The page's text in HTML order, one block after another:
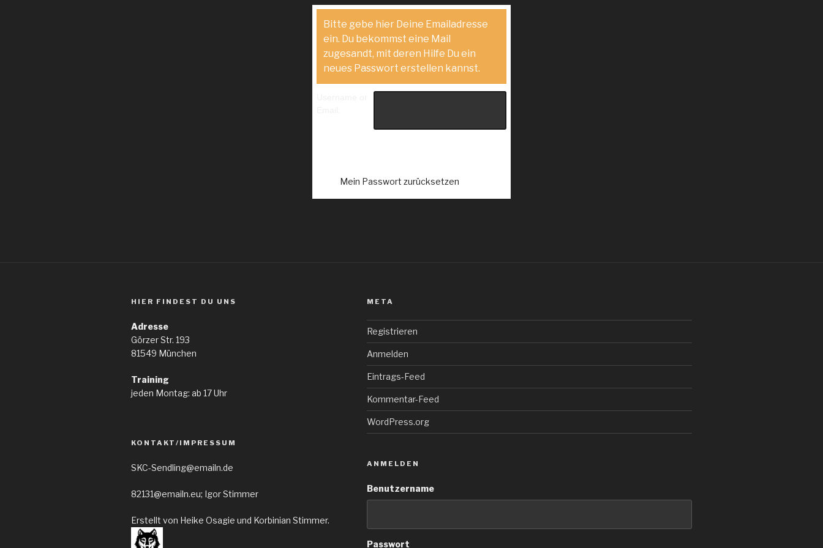
Bitte gebe hier Deine Emailadresse
ein. Du bekommst eine Mail
zugesandt, mit deren Hilfe Du ein
neues Passwort erstellen kannst.
HIER FINDEST DU UNS
Adresse
Görzer Str. 193
81549 München
Training
jeden Montag: ab 17 Uhr
KONTAKT/IMPRESSUM
SKC-Sendling@emailn.de
82131@emailn.eu; Igor Stimmer
Erstellt von Heike Osagie und Korbinian Stimmer.
META
Registrieren
Anmelden
Eintrags-Feed
Kommentar-Feed
WordPress.org
ANMELDEN
Benutzername
Passwort